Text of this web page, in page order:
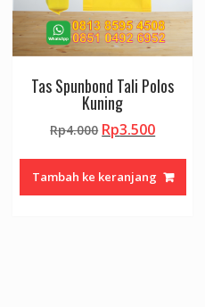
Tas Spunbond Tali Polos
Kuning
Rp4.000 Harga
adalah:
Rp4.000.
Rp3.500Harga
ini
adalah:
Tambah ke keranjang